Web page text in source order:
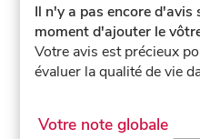
Il n'y a pas encore d'avis
moment d'ajouter le
Votre avis est précieux
évaluer la qualité de vie
Votre note globale